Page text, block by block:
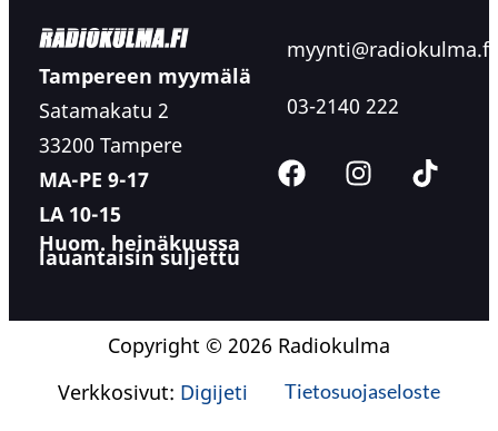
Tampereen myymälä
Satamakatu 2
33200 Tampere
MA-PE 9-17
LA 10-15
Huom. heinäkuussa
lauantaisin suljettu
myynti@radiokulma.fi
03-2140 222
Copyright © 2026 Radiokulma
Verkkosivut: Digijeti Tietosuojaseloste